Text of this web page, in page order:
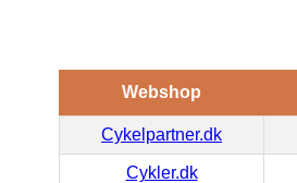
Webshop
Cykelpartner.dk
Cykler.dk